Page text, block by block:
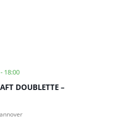
18:00
DOUBLETTE –